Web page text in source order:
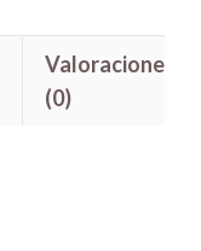
Valoraciones
(0)